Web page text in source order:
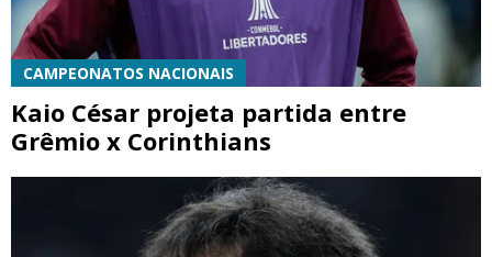
CAMPEONATOS NACIONAIS
Kaio César projeta partida entre
Grêmio x Corinthians